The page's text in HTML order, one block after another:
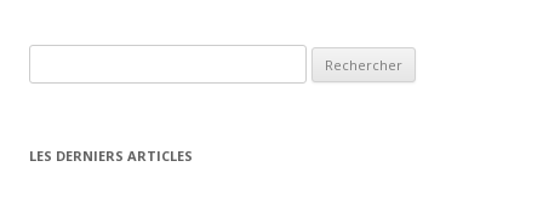
LES DERNIERS ARTICLES